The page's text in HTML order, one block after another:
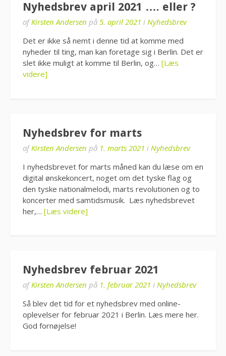
Nyhedsbrev april 2021 …. eller ?
afKirsten Andersen på 5. april 2021 i Nyhedsbrev
Det er ikke så nemt i denne tid at komme med
nyheder til ting, man kan foretage sig i Berlin. Det er
slet ikke muligt at komme til Berlin, og… [Læs
videre]
Nyhedsbrev for marts
afKirsten Andersen på 1. marts 2021 i Nyhedsbrev
I nyhedsbrevet for marts måned kan du læse om en
digital ønskekoncert, noget om det tyske flag og
den tyske nationalmelodi, marts revolutionen og to
koncerter med samtidsmusik. Læs nyhedsbrevet
her,… [Læs videre]
Nyhedsbrev februar 2021
afKirsten Andersen på 1. februar 2021 i Nyhedsbrev
Så blev det tid for et nyhedsbrev med online-
oplevelser for februar 2021 i Berlin. Læs mere her.
God fornøjelse!